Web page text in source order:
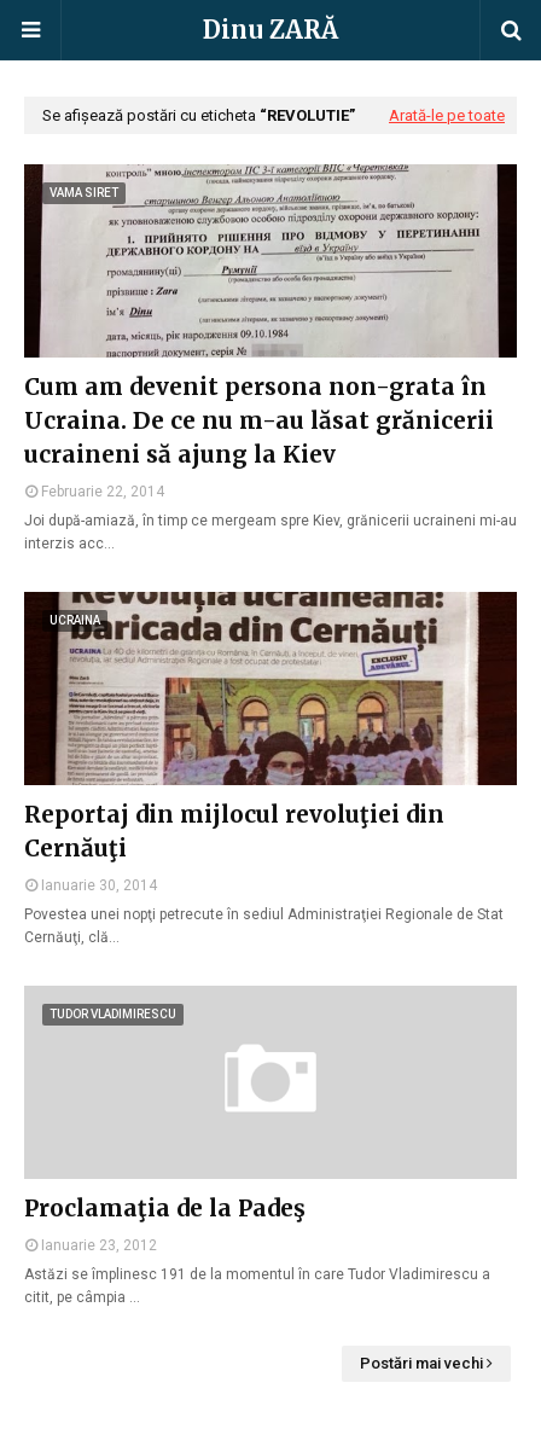
Dinu ZARĂ
Se afișează postări cu eticheta REVOLUTIE Arată-le pe toate
VAMA SIRET
Cum am devenit persona non-grata în
Ucraina. De ce nu m-au lăsat grănicerii
ucraineni să ajung la Kiev
Februarie 22, 2014
Joi după-amiază, în timp ce mergeam spre Kiev, grănicerii ucraineni mi-au
interzis acc…
UCRAINA
Reportaj din mijlocul revoluţiei din
Cernăuţi
Ianuarie 30, 2014
Povestea unei nopţi petrecute în sediul Administraţiei Regionale de Stat
Cernăuţi, clă…
TUDOR VLADIMIRESCU
Proclamaţia de la Padeş
Ianuarie 23, 2012
Astăzi se împlinesc 191 de la momentul în care Tudor Vladimirescu a
citit, pe câmpia …
Postări mai vechi